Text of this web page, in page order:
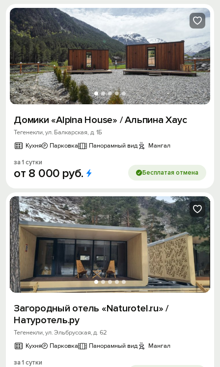
Домики «Аlрinа Ноusе» / Альпина Хаус
Тегенекли, ул. Балкарская, д. 1Б
Кухня
Парковка Панорамный вид Мангал
за 1 сутки
от 8 000 руб. Бесплатая отмена
Загородный отель «Naturotel.ru» /
Натуротель.ру
Тегенекли, ул. Эльбрусская, д. 62
Кухня
Парковка Панорамный вид Мангал
за 1 сутки